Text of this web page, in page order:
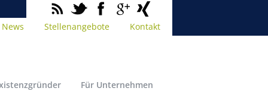
News Stellenangebote Kontakt
Für Unternehmen